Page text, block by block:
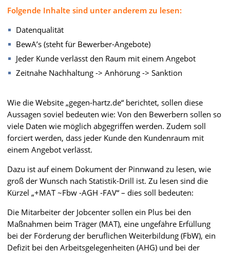
Folgende Inhalte sind unter anderem zu lesen:
Datenqualität
BewA’s (steht für Bewerber-Angebote)
Jeder Kunde verlässt den Raum mit einem Angebot
Zeitnahe Nachhaltung -> Anhörung -> Sanktion
Wie die Website „gegen-hartz.de“ berichtet, sollen diese
Aussagen soviel bedeuten wie: Von den Bewerbern sollen so
viele Daten wie möglich abgegriffen werden. Zudem soll
forciert werden, dass jeder Kunde den Kundenraum mit
einem Angebot verlässt.
Dazu ist auf einem Dokument der Pinnwand zu lesen, wie
groß der Wunsch nach Statistik-Drill ist. Zu lesen sind die
Kürzel „+MAT ~Fbw -AGH -FAV“ – dies soll bedeuten:
Die Mitarbeiter der Jobcenter sollen ein Plus bei den
Maßnahmen beim Träger (MAT), eine ungefähre Erfüllung
bei der Förderung der beruflichen Weiterbildung (FbW), ein
Defizit bei den Arbeitsgelegenheiten (AHG) und bei der